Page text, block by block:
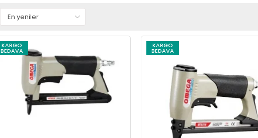
KARGO
BEDAVA
KARGO
BEDAVA